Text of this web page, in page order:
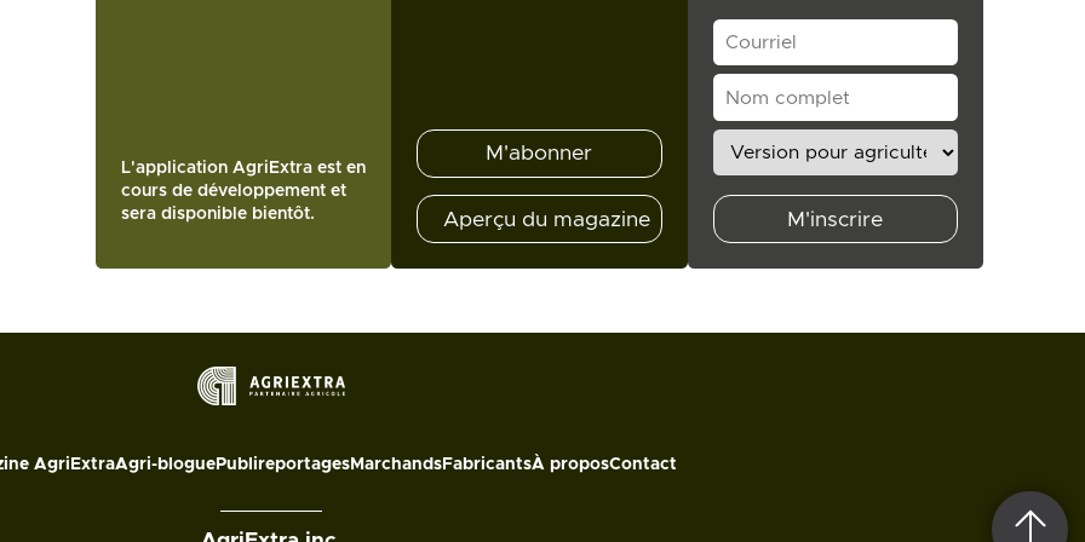
L'application AgriExtra est en
cours de développement et
sera disponible bientôt.
M'abonner
Aperçu du magazine M'inscrire
AgriExtraAgri-blogue Publireportages Marchands FabricantsÀ proposContact